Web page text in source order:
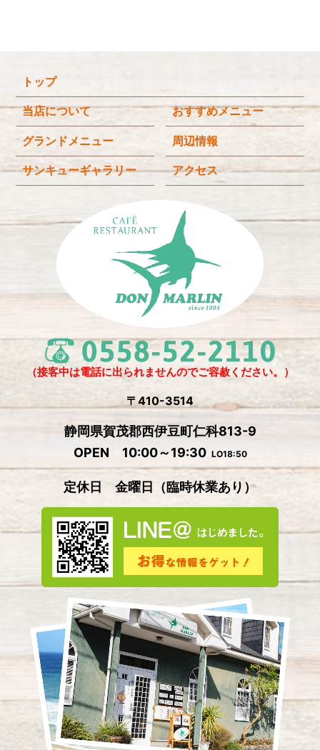
k
トップ
当店について おすすめメニュー
グランドメニュー 周辺情報
サンキューギャラリー アクセス
（接客中は電話に出られませんのでご容赦ください。）
〒410-3514
静岡県賀茂郡西伊豆町仁科813-9
OPEN 10:00～19:30 LO18:50
定休日 金曜日 （臨時休業あり）